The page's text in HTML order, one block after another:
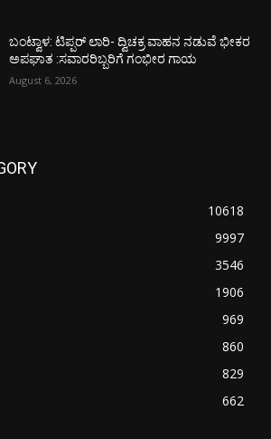
ಬಂಟ್ವಾಳ: ಟಿಪ್ಪರ್ ಲಾರಿ- ದ್ವಿಚಕ್ರ ವಾಹನ ನಡುವೆ ಭೀಕರ
ಅಪಘಾತ :ಸವಾರರಿಬ್ಬರಿಗೆ ಗಂಭೀರ ಗಾಯ
August 6, 2026
10618
9997
3546
1906
969
860
829
662